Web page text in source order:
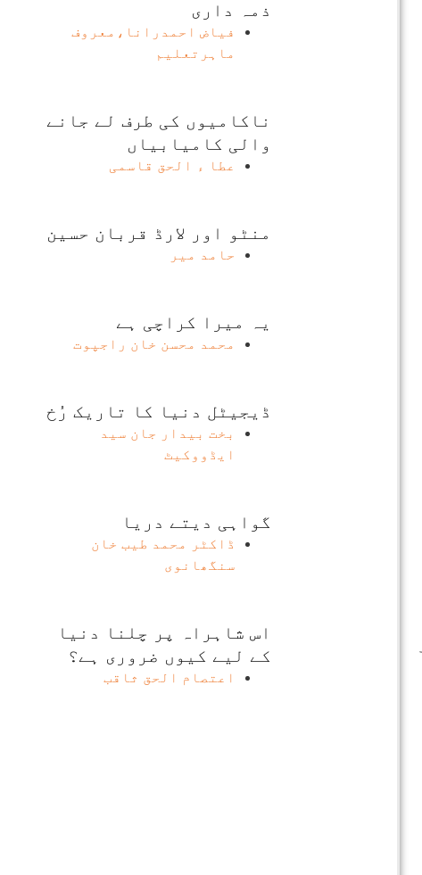
ذمہ داری
فیاض احمدرانا،معروف
ماہرتعلیم
ناکامیوں کی طرف لے جانے
والی کامیابیاں
عطا ء الحق قاسمی
منٹو اور لارڈ قربان حسین
حامد میر
یہ میرا کراچی ہے
محمد محسن خان راجپوت
ڈیجیٹل دنیا کا تاریک رُخ
بخت بیدار جان سید
ایڈووکیٹ
گواہی دیتے دریا
ڈاکٹر محمد طیب خان
سنگھانوی
اس شاہراہ پر چلنا دنیا
کے لیے کیوں ضروری ہے؟
اعتصام الحق ثاقب